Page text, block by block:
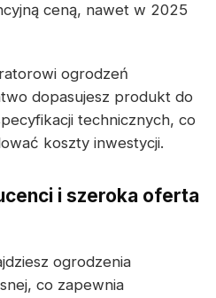
ceną, nawet w 2025
ogrodzeń
dopasujesz produkt do
technicznych, co
koszty inwestycji.
i szeroka oferta
ogrodzenia
co zapewnia